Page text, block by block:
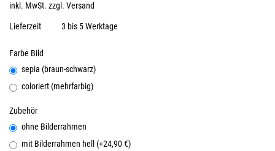
inkl. MwSt. zzgl. Versand
Lieferzeit 3 bis 5 Werktage
Farbe Bild
sepia (braun-schwarz)
coloriert (mehrfarbig)
Zubehör
ohne Bilderrahmen
mit Bilderrahmen hell (+24,90 €)